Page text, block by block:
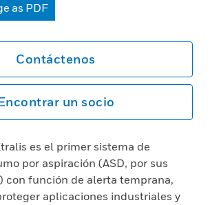
as PDF
Contáctenos
un socio
es el primer sistema de
por aspiración (ASD, por sus
con función de alerta temprana,
aplicaciones industriales y